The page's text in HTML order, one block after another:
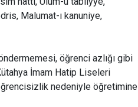
Malumat-ı kanuniye,
öğrenci azlığı gibi
İmam Hatip Liseleri
nedeniyle öğretimine